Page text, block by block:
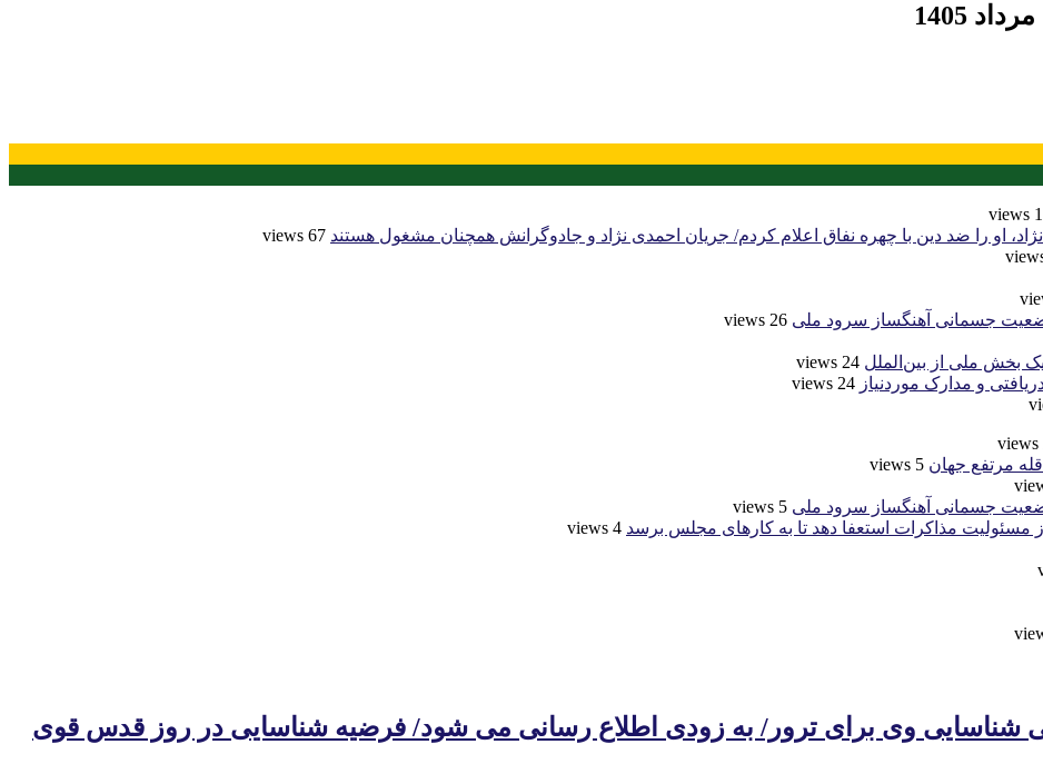
او را ضد دین با چهره نفاق اعلام کردم/ جریان احمدی نژاد و جادوگرانش همچنان مشغول هستند 67 views
جسمانی آهنگساز سرود ملی 26 views
24 views
24 views
5 views
جسمانی آهنگساز سرود ملی 5 views
مسئولیت مذاکرات استعفا دهد تا به کارهای مجلس برسد 4 views
شناسایی وی برای ترور/ به زودی اطلاع رسانی می شود/ فرضیه شناسایی در روز قدس قوی